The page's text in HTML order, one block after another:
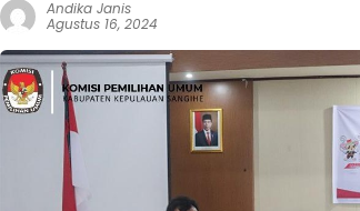
Andika Janis
Agustus 16, 2024